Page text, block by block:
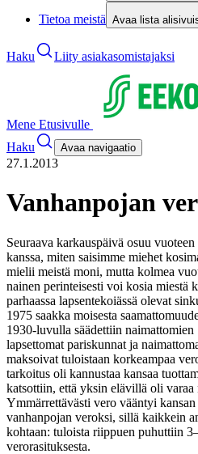
Tietoa meistä Avaa lista
Haku Liity asiakasomistajaksi
Mene Etusivulle
Haku
Avaa navigaatio
27.1.2013
Vanhanpojan
Seuraava karkauspäivä osuu
kanssa, miten saisimme miehet
mielii meistä moni, mutta kolmea
nainen perinteisesti voi kosia miestä
parhaassa lapsentekoiässä olevat
1975 saakka moisesta
1930-luvulla säädettiin
lapsettomat pariskunnat ja
maksoivat tuloistaan korkeampaa
tarkoitus oli kannustaa kansaa
katsottiin, että yksin elävillä oli varaa
Ymmärrettävästi vero vääntyi
vanhanpojan veroksi, sillä kaikkein
kohtaan: tuloista riippuen puhuttiin
verorasituksesta.